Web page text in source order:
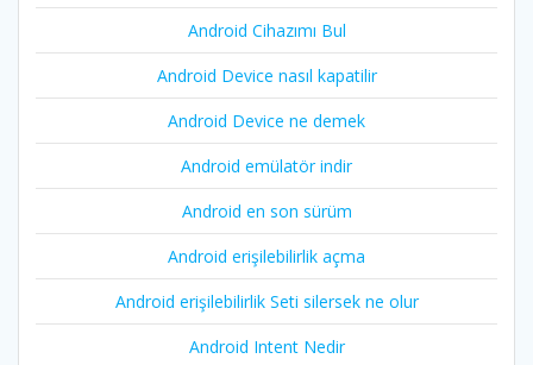
Android Cihazımı Bul
Android Device nasıl kapatilir
Android Device ne demek
Android emülatör indir
Android en son sürüm
Android erişilebilirlik açma
Android erişilebilirlik Seti silersek ne olur
Android Intent Nedir